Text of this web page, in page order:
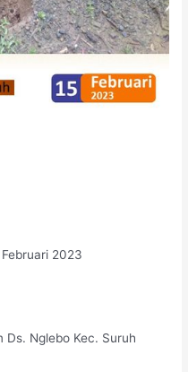
2023
Ds. Nglebo Kec. Suruh